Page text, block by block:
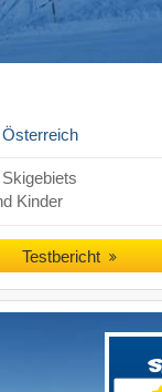
Österreich
Kinder
Testbericht